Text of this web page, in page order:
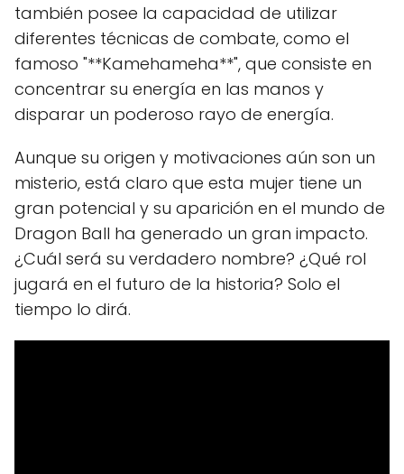
también posee la capacidad de utilizar
diferentes técnicas de combate, como el
famoso "**Kamehameha**", que consiste en
concentrar su energía en las manos y
disparar un poderoso rayo de energía.
Aunque su origen y motivaciones aún son un
misterio, está claro que esta mujer tiene un
gran potencial y su aparición en el mundo de
Dragon Ball ha generado un gran impacto.
¿Cuál será su verdadero nombre? ¿Qué rol
jugará en el futuro de la historia? Solo el
tiempo lo dirá.